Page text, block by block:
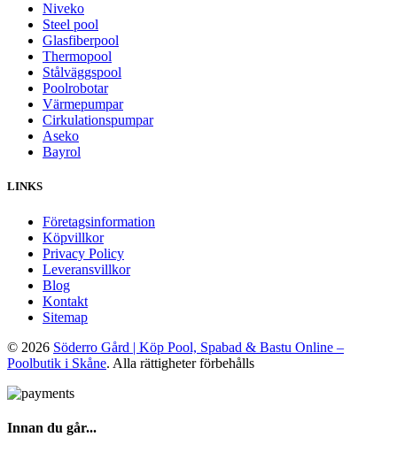
Niveko
Steel pool
Glasfiberpool
Thermopool
Stålväggspool
Poolrobotar
Värmepumpar
Cirkulationspumpar
Aseko
Bayrol
LINKS
Företagsinformation
Köpvillkor
Privacy Policy
Leveransvillkor
Blog
Kontakt
Sitemap
© 2026 Söderro Gård | Köp Pool, Spabad & Bastu Online –
Poolbutik i Skåne. Alla rättigheter förbehålls
Innan du går...